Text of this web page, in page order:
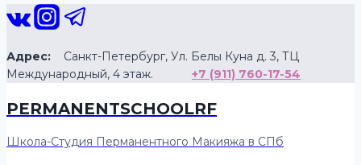
Перейти
содержанию
Адрес: Санкт-Петербург, Ул. Белы Куна д. 3, ТЦ
Международный, 4 этаж. +7 (911) 760-17-54
PERMANENTSCHOOLRF
Школа-Студия Перманентного Макияжа в СПб